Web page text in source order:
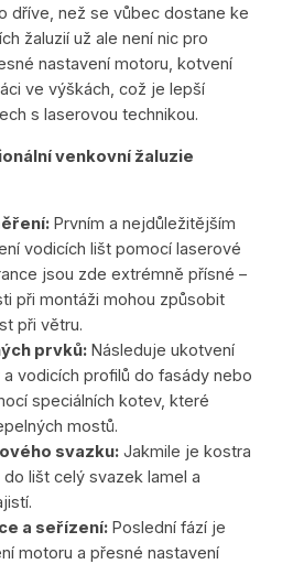
dříve, než se vůbec dostane ke
žaluzií už ale není nic pro
nastavení motoru, kotvení
ve výškách, což je lepší
s laserovou technikou.
venkovní žaluzie
Prvním a nejdůležitějším
vodicích lišt pomocí laserové
jsou zde extrémně přísné –
při montáži mohou způsobit
při větru.
prvků:Následuje ukotvení
vodicích profilů do fasády nebo
speciálních kotev, které
mostů.
svazku:Jakmile je kostra
lišt celý svazek lamel a
a seřízení:Poslední fází je
motoru a přesné nastavení